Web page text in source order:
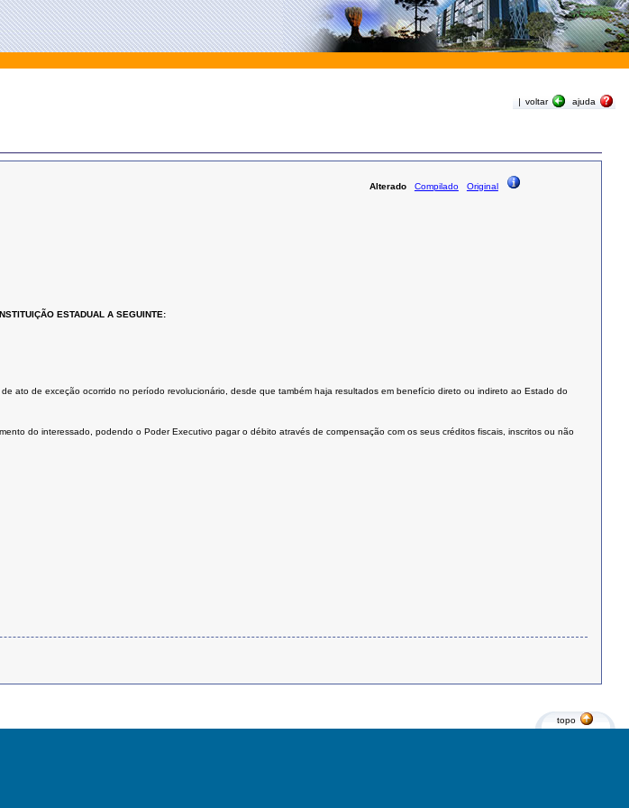
| voltar ajuda
Alterado Compilado Original
ESTADUAL A SEGUINTE:
ato de exceção ocorrido no período revolucionário, desde que também haja resultados em benefício direto ou indireto ao Estado do
do interessado, podendo o Poder Executivo pagar o débito através de compensação com os seus créditos fiscais, inscritos ou não
topo